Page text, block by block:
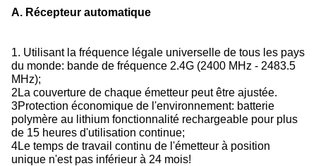
A. Récepteur automatique
1. Utilisant la fréquence légale universelle de tous les pays
du monde: bande de fréquence 2.4G (2400 MHz - 2483.5
MHz);
2La couverture de chaque émetteur peut être ajustée.
3Protection économique de l'environnement: batterie
polymère au lithium fonctionnalité rechargeable pour plus
de 15 heures d'utilisation continue;
4Le temps de travail continu de l'émetteur à position
unique n'est pas inférieur à 24 mois!